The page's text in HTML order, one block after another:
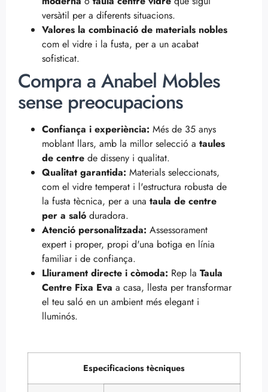
versàtil per a diferents situacions.
Valores la combinació de materials nobles
com el vidre i la fusta, per a un acabat
sofisticat.
Compra a Anabel Mobles
sense preocupacions
Confiança i experiència: Més de 35 anys
moblant llars, amb la millor selecció a taules
de centre de disseny i qualitat.
Qualitat garantida: Materials seleccionats,
com el vidre temperat i l'estructura robusta de
la fusta tècnica, per a una taula de centre
per a saló duradora.
Atenció personalitzada: Assessorament
expert i proper, propi d'una botiga en línia
familiar i de confiança.
Lliurament directe i còmoda: Rep la Taula
Centre Fixa Eva a casa, llesta per transformar
el teu saló en un ambient més elegant i
lluminós.
Especificacions tècniques